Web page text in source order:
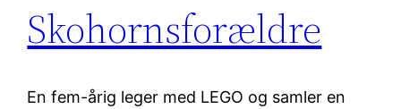
Skohornsforældre
En fem-årig leger med LEGO og samler en